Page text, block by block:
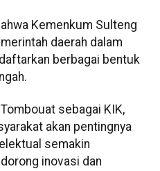
Kemenkum Sulteng
daerah dalam
berbagai bentuk
sebagai KIK,
akan pentingnya
semakin
inovasi dan